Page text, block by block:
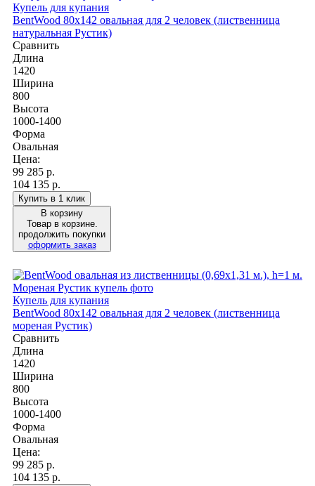
Купель для купания
BentWood 80х142 овальная для 2 человек (лиственница
натуральная Рустик)
Сравнить
Длина
1420
Ширина
800
Высота
1000-1400
Форма
Овальная
Цена:
99 285 р.
104 135 р.
Купить в 1 клик
В корзину
Товар в корзине.
продолжить покупки
оформить заказ
Купель для купания
BentWood 80х142 овальная для 2 человек (лиственница
мореная Рустик)
Сравнить
Длина
1420
Ширина
800
Высота
1000-1400
Форма
Овальная
Цена:
99 285 р.
104 135 р.